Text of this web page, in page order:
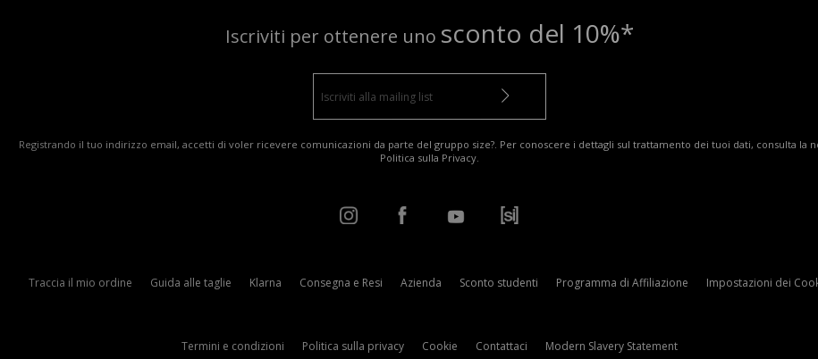
Iscriviti per ottenere uno sconto del 10%*
Registrando il tuo indirizzo email, accetti di voler ricevere comunicazioni da parte del gruppo size?. Per conoscere i dettagli sul trattamento dei tuoi dati, consulta la
Politica sulla Privacy.
Traccia il mio ordine Guida alle taglie Klarna Consegna e Resi Azienda Sconto studenti Programma di Affiliazione Impostazioni dei
Termini e condizioni Politica sulla privacy Cookie Contattaci Modern Slavery Statement